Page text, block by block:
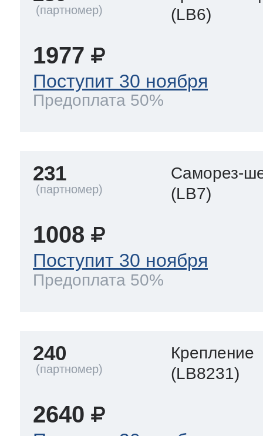
(LB6)
1977
Поступит 30 ноября
Предоплата 50%
231
Саморез-
(LB7)
1008
Поступит 30 ноября
Предоплата 50%
240
Крепление
(LB8231)
2640